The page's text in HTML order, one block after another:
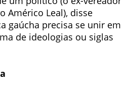
Américo Leal), disse
gaúcha precisa se unir em
de ideologias ou siglas